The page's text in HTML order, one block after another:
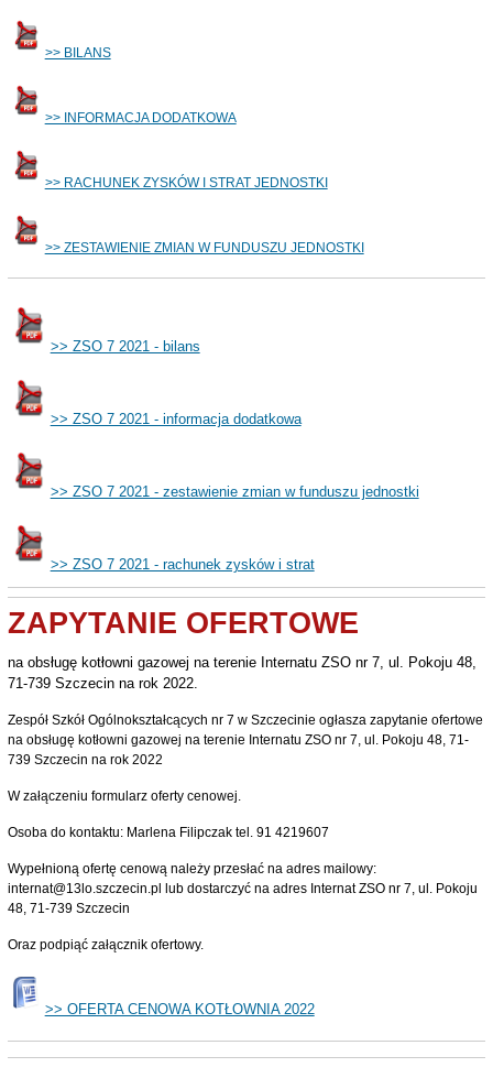
>> BILANS
>> INFORMACJA DODATKOWA
>> RACHUNEK ZYSKÓW I STRAT JEDNOSTKI
>> ZESTAWIENIE ZMIAN W FUNDUSZU JEDNOSTKI
>> ZSO 7 2021 - bilans
>> ZSO 7 2021 - informacja dodatkowa
>> ZSO 7 2021 - zestawienie zmian w funduszu jednostki
>> ZSO 7 2021 - rachunek zysków i strat
ZAPYTANIE OFERTOWE
na obsługę kotłowni gazowej na terenie Internatu ZSO nr 7, ul. Pokoju 48,
71-739 Szczecin na rok 2022.
Zespół Szkół Ogólnokształcących nr 7 w Szczecinie ogłasza zapytanie ofertowe
na obsługę kotłowni gazowej na terenie Internatu ZSO nr 7, ul. Pokoju 48, 71-
739 Szczecin na rok 2022
W załączeniu formularz oferty cenowej.
Osoba do kontaktu: Marlena Filipczak tel. 91 4219607
Wypełnioną ofertę cenową należy przesłać na adres mailowy:
internat@13lo.szczecin.pl lub dostarczyć na adres Internat ZSO nr 7, ul. Pokoju
48, 71-739 Szczecin
Oraz podpiąć załącznik ofertowy.
>> OFERTA CENOWA KOTŁOWNIA 2022